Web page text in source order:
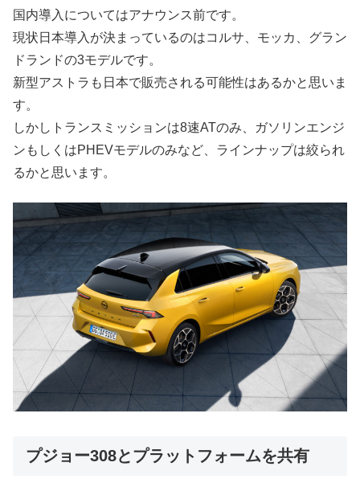
国内導入についてはアナウンス前です。
現状日本導入が決まっているのはコルサ、モッカ、グラン
ドランドの3モデルです。
新型アストラも日本で販売される可能性はあるかと思いま
す。
しかしトランスミッションは8速ATのみ、ガソリンエンジ
ンもしくはPHEVモデルのみなど、ラインナップは絞られ
るかと思います。
プジョー308とプラットフォームを共有